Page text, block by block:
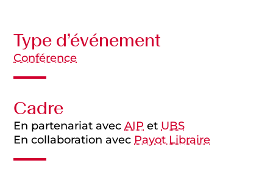
Type d’événement
Conférence
Cadre
En partenariat avecAIP et UBS
En collaboration avec Payot Libraire